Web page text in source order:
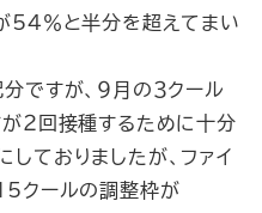
54％と半分を超えてまい
ですが、９月の３クール
２回接種するために十分
ておりましたが、ファイ
クールの調整枠が